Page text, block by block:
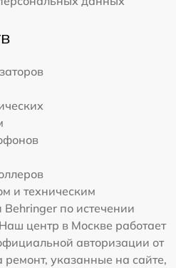
и техническим
по истечении
центр в Москве работает
авторизации от
указанные на сайте,